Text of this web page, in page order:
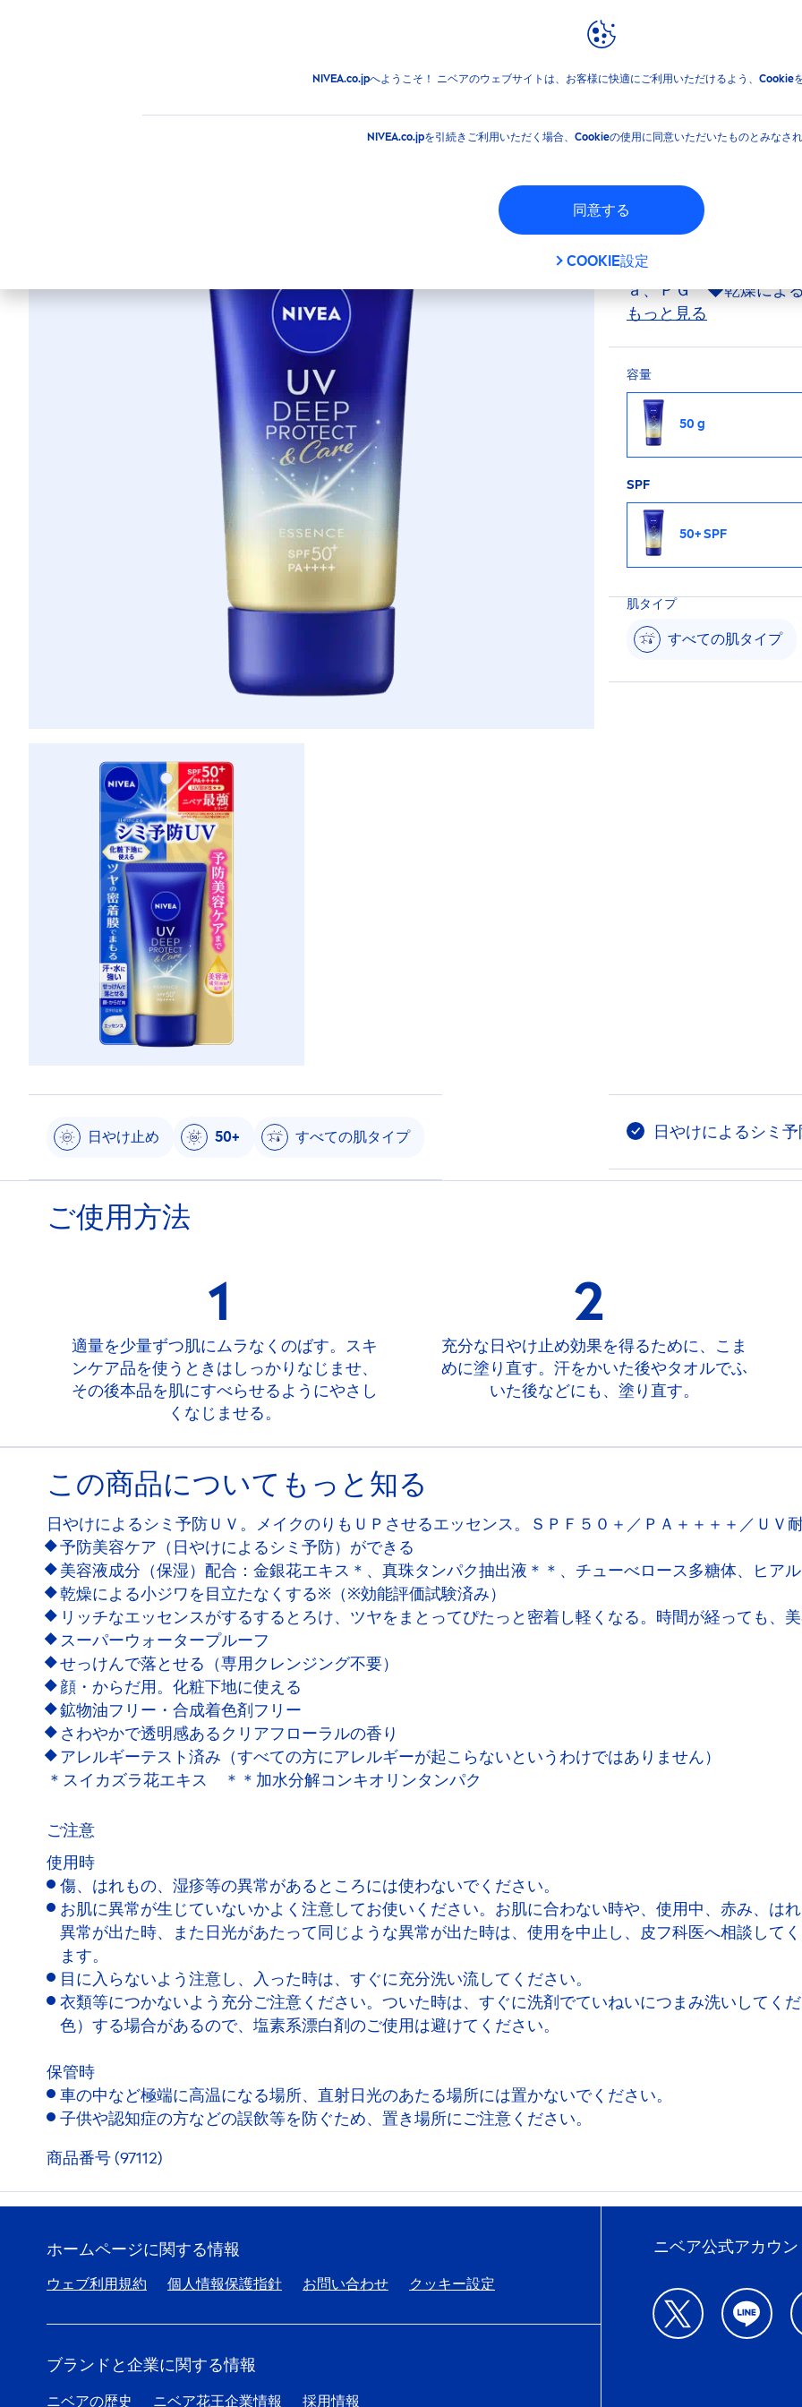
NIVEA.co.jpへようこそ！ ニベアのウェブサイトは、お客様に快適にご利用いただけるよう、Cookie
NIVEA.co.jpを引続きご利用いただく場合、Cookieの使用に同意いただいたものとみなさ
同意する
COOKIE設定
ニベアＵＶ ディーププロテクト＆ケア エッセンス
ニベアＵＶ ディーププロテクト＆
日やけによるシミ予防
Ｆ５０＋／ＰＡ＋＋
＊、真珠タンパク抽出
ａ、ＰＧ ◆乾燥による
み） ◆リッチなエッセ
（専用クレンジング
物油フリー・合成着
ラルの香り ◆アレル
らないというわけで
水分解コンキオリンタ
もっと見る
容量
50 g
SPF
50+ SPF
肌タイプ
すべての肌タイプ
日やけ止め 50+ すべての肌タイプ 日やけによるシミ
ご使用方法
1
適量を少量ずつ肌にムラなくのばす。スキ
ンケア品を使うときはしっかりなじませ、
その後本品を肌にすべらせるようにやさし
くなじませる。
2
充分な日やけ止め効果を得るために、こま
めに塗り直す。汗をかいた後やタオルでふ
いた後などにも、塗り直す。
この商品についてもっと知る
日やけによるシミ予防ＵＶ。メイクのりもＵＰさせるエッセンス。ＳＰＦ５０＋／ＰＡ＋＋＋＋／Ｕ
予防美容ケア（日やけによるシミ予防）ができる
美容液成分（保湿）配合：金銀花エキス＊、真珠タンパク抽出液＊＊、チューべロース多糖体、ヒア
乾燥による小ジワを目立たなくする※（※効能評価試験済み）
リッチなエッセンスがするするとろけ、ツヤをまとってぴたっと密着し軽くなる。時間が経っても、
スーパーウォータープルーフ
せっけんで落とせる（専用クレンジング不要）
顔・からだ用。化粧下地に使える
鉱物油フリー・合成着色剤フリー
さわやかで透明感あるクリアフローラルの香り
アレルギーテスト済み（すべての方にアレルギーが起こらないというわけではありません）
＊スイカズラ花エキス ＊＊加水分解コンキオリンタンパク
ご注意
使用時
傷、はれもの、湿疹等の異常があるところには使わないでください。
お肌に異常が生じていないかよく注意してお使いください。お肌に合わない時や、使用中、赤み、は
異常が出た時、また日光があたって同じような異常が出た時は、使用を中止し、皮フ科医へ相談して
ます。
目に入らないよう注意し、入った時は、すぐに充分洗い流してください。
衣類等につかないよう充分ご注意ください。ついた時は、すぐに洗剤でていねいにつまみ洗いしてく
色）する場合があるので、塩素系漂白剤のご使用は避けてください。
保管時
車の中など極端に高温になる場所、直射日光のあたる場所には置かないでください。
子供や認知症の方などの誤飲等を防ぐため、置き場所にご注意ください。
商品番号 (97112)
ホームページに関する情報
ウェブ利用規約 個人情報保護指針 お問い合わせ クッキー設定
ブランドと企業に関する情報
ニベアの歴史 ニベア花王企業情報 採用情報
ニベア公式アカウン